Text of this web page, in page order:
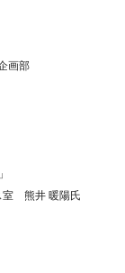
画部
室 熊井 暖陽氏